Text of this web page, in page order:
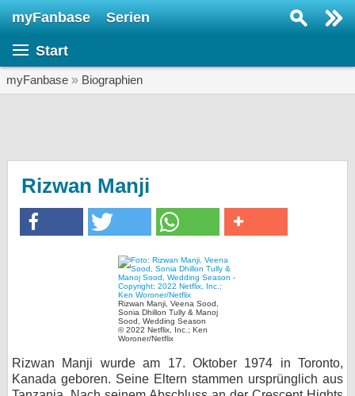
myFanbase Serien
Start
myFanbase » Biographien
Rizwan Manji
Rizwan Manji, Veena Sood,
Sonia Dhillon Tully & Manoj
Sood, Wedding Season
© 2022 Netflix, Inc.; Ken
Woroner/Netflix
Rizwan Manji wurde am 17. Oktober 1974 in Toronto,
Kanada geboren. Seine Eltern stammen ursprünglich aus
Veranstaltungen
KULTUR
Specials
SERVICE
Gewinnspiele
Forum
bei X